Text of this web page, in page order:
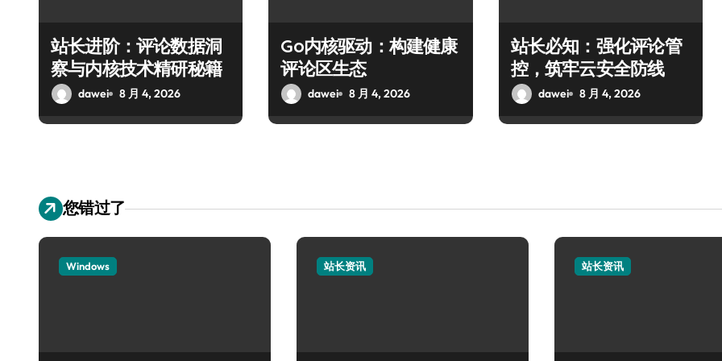
站长进阶：评论数据洞
察与内核技术精研秘籍
dawei 8 月 4, 2026
Go内核驱动：构建健康
评论区生态
dawei 8 月 4, 2026
站长必知：强化评论管
控，筑牢云安全防线
dawei 8 月 4, 2026
您错过了
Windows 站长资讯 站长资讯